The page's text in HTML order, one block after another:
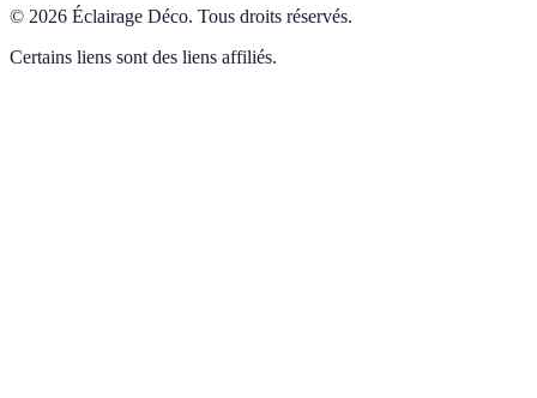
© 2026 Éclairage Déco. Tous droits réservés.
Certains liens sont des liens affiliés.